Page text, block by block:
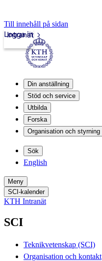
Till innehåll på sidan
Intranät
Logga in
Din anställning
Stöd och service
Utbilda
Forska
Organisation och styrning
Sök
English
Meny
SCI-kalender
KTH Intranät
SCI
Teknikvetenskap (SCI)
Organisation och kontakt